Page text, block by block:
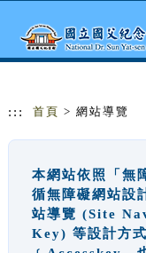
::: 首頁 > 網站導覽
本網站依照「無
循無障礙網站設
站導覽 (Site
Key) 等設計方